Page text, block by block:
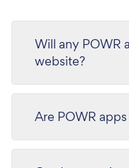
Will any POWR
website?
Are POWR